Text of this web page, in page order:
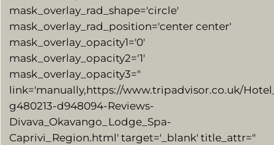
mask_overlay_rad_shape='circle'
mask_overlay_rad_position='center center'
mask_overlay_opacity1='0′
mask_overlay_opacity2='1′
mask_overlay_opacity3="
link='manually,https://www.tripadvisor.co.uk/
g480213-d948094-Reviews-
Divava_Okavango_Lodge_Spa-
Caprivi_Region.html' target='_blank' title_attr="